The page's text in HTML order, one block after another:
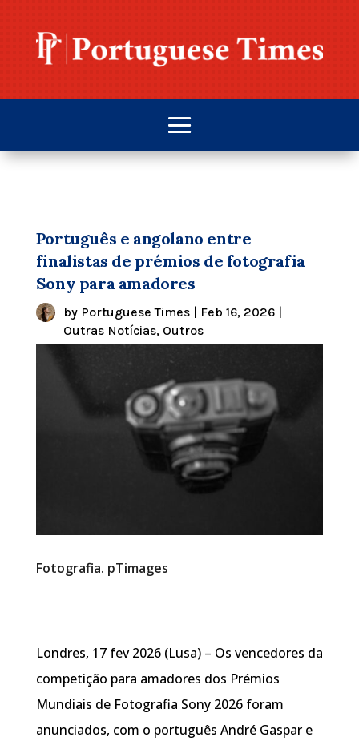
Português e angolano entre
finalistas de prémios de fotografia
Sony para amadores
by Portuguese Times| Feb 16, 2026|
Outras Notícias, Outros
Fotografia. pTimages
Londres, 17 fev 2026 (Lusa) – Os vencedores da
competição para amadores dos Prémios
Mundiais de Fotografia Sony 2026 foram
anunciados, com o português André Gaspar e